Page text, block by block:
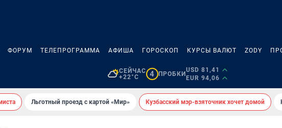
ФОРУМ ТЕЛЕПРОГРАММА АФИША ГОРОСКОП КУРСЫ ВАЛЮТ ZODY
СЕЙЧАС
+22°C
4 ПРОБКИ
USD 81,41
EUR 94,06
Льготный проезд с картой «Мир» Кузбасский мэр-взяточник хочет домой